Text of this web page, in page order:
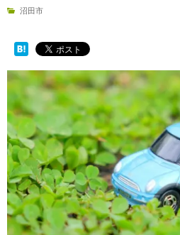
沼田市